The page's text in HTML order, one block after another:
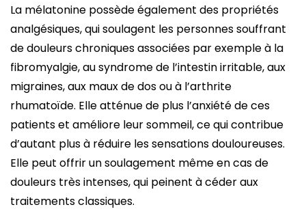
La mélatonine possède également des propriétés
analgésiques, qui soulagent les personnes souffrant
de douleurs chroniques associées par exemple à la
fibromyalgie, au syndrome de l’intestin irritable, aux
migraines, aux maux de dos ou à l’arthrite
rhumatoïde. Elle atténue de plus l’anxiété de ces
patients et améliore leur sommeil, ce qui contribue
d’autant plus à réduire les sensations douloureuses.
Elle peut offrir un soulagement même en cas de
douleurs très intenses, qui peinent à céder aux
traitements classiques.